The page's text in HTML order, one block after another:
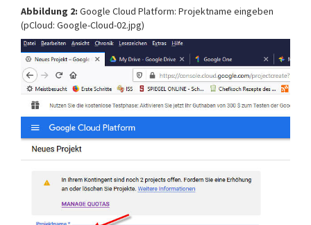
Abbildung 2: Google Cloud Platform: Projektname eingeben
(pCloud: Google-Cloud-02.jpg)